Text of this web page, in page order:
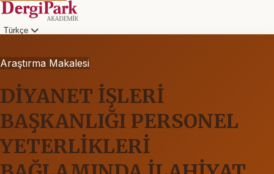
Türkçe
Araştırma Makalesi
DİYANET İŞLERİ
BAŞKANLIĞI PERSONEL
YETERLİKLERİ